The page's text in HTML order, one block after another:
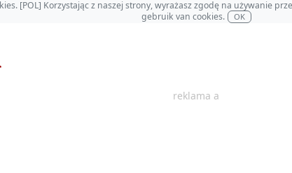
[POL] Korzystając z naszej strony, wyrażasz zgodę na używanie
gebruik van cookies.
OK
reklama a